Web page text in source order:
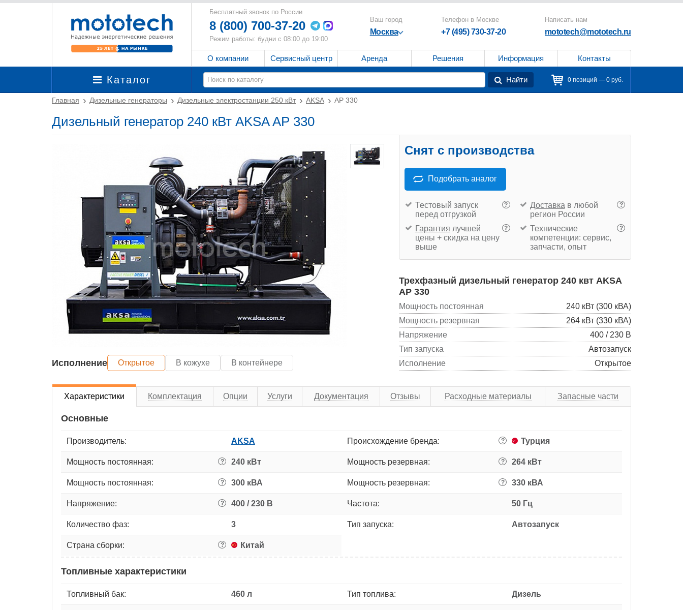
Бесплатный звонок по России
8 (800) 700-37-20
Режим работы: будни с 08:00 до 19:00
Ваш город
Москва
Телефон в Москве
+7 (495) 730-37-20
Написать нам
mototech@mototech.ru
О компании Сервисный центр Аренда Решения Информация Контакты
Каталог Найти 0 позиций — 0 руб.
Главная Дизельные генераторы Дизельные электростанции 250 кВт AKSA AP 330
Дизельный генератор 240 кВт AKSA AP 330
Исполнение Открытое В кожухе В контейнере
Снят с производства
Подобрать аналог
?
Тестовый запуск
перед отгрузкой
?
Доставка в любой
регион России
?
Гарантия лучшей
цены + скидка на цену
выше
?
Технические
компетенции: сервис,
запчасти, опыт
Трехфазный дизельный генератор 240 квт AKSA
AP 330
Мощность постоянная
240 кВт (300 кВА)
Мощность резервная
264 кВт (330 кВА)
Напряжение
400 / 230 В
Тип запуска
Автозапуск
Исполнение
Открытое
Характеристики Комплектация Опции Услуги Документация Отзывы Расходные материалы Запасные части
Основные
Производитель: AKSA Происхождение бренда: ? Турция
Мощность постоянная: ? 240 кВт Мощность резервная: ? 264 кВт
Мощность постоянная: ? 300 кВА Мощность резервная: ? 330 кВА
Напряжение: ? 400 / 230 В Частота: 50 Гц
Количество фаз: 3 Тип запуска: Автозапуск
Страна сборки: ? Китай
Топливные характеристики
Топливный бак: 460 л Тип топлива: Дизель